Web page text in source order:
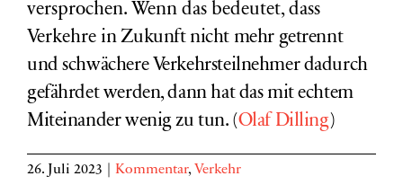
versprochen. Wenn das bedeutet, dass
Verkehre in Zukunft nicht mehr getrennt
und schwächere Verkehrsteilnehmer dadurch
gefährdet werden, dann hat das mit echtem
Miteinander wenig zu tun. (Olaf Dilling)
26. Juli 2023 Kommentar, Verkehr